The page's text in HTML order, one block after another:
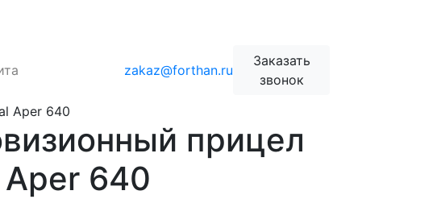
zakaz@forthan.ru
Заказать
звонок
Aper 640
прицел
640